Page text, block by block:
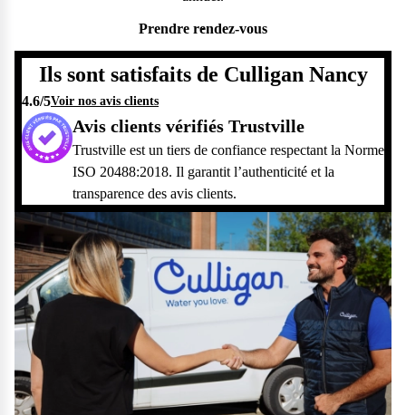
Prendre rendez-vous
Ils sont satisfaits de Culligan Nancy
4.6/5Voir nos avis clients
Avis clients vérifiés Trustville
Trustville est un tiers de confiance respectant la Norme
ISO 20488:2018. Il garantit l’authenticité et la
transparence des avis clients.